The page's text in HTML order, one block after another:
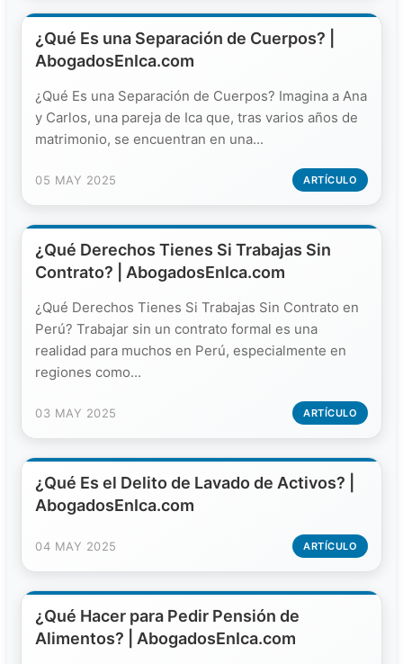
¿Qué Es una Separación de Cuerpos? |
AbogadosEnIca.com
¿Qué Es una Separación de Cuerpos? Imagina a Ana
y Carlos, una pareja de Ica que, tras varios años de
matrimonio, se encuentran en una...
05 MAY 2025 ARTÍCULO
¿Qué Derechos Tienes Si Trabajas Sin
Contrato? | AbogadosEnIca.com
¿Qué Derechos Tienes Si Trabajas Sin Contrato en
Perú? Trabajar sin un contrato formal es una
realidad para muchos en Perú, especialmente en
regiones como...
03 MAY 2025 ARTÍCULO
¿Qué Es el Delito de Lavado de Activos? |
AbogadosEnIca.com
04 MAY 2025 ARTÍCULO
¿Qué Hacer para Pedir Pensión de
Alimentos? | AbogadosEnIca.com